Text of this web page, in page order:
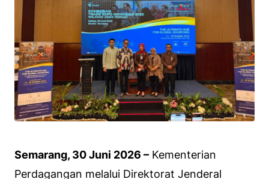
Semarang, 30 Juni 2026 – Kementerian
Perdagangan melalui Direktorat Jenderal